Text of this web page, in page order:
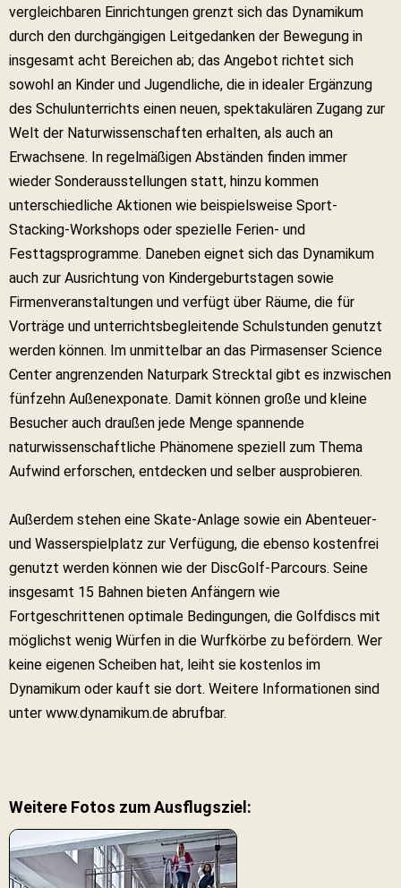
vergleichbaren Einrichtungen grenzt sich das Dynamikum
durch den durchgängigen Leitgedanken der Bewegung in
insgesamt acht Bereichen ab; das Angebot richtet sich
sowohl an Kinder und Jugendliche, die in idealer Ergänzung
des Schulunterrichts einen neuen, spektakulären Zugang zur
Welt der Naturwissenschaften erhalten, als auch an
Erwachsene. In regelmäßigen Abständen finden immer
wieder Sonderausstellungen statt, hinzu kommen
unterschiedliche Aktionen wie beispielsweise Sport-
Stacking-Workshops oder spezielle Ferien- und
Festtagsprogramme. Daneben eignet sich das Dynamikum
auch zur Ausrichtung von Kindergeburtstagen sowie
Firmenveranstaltungen und verfügt über Räume, die für
Vorträge und unterrichtsbegleitende Schulstunden genutzt
werden können. Im unmittelbar an das Pirmasenser Science
Center angrenzenden Naturpark Strecktal gibt es inzwischen
fünfzehn Außenexponate. Damit können große und kleine
Besucher auch draußen jede Menge spannende
naturwissenschaftliche Phänomene speziell zum Thema
Aufwind erforschen, entdecken und selber ausprobieren.
Außerdem stehen eine Skate-Anlage sowie ein Abenteuer-
und Wasserspielplatz zur Verfügung, die ebenso kostenfrei
genutzt werden können wie der DiscGolf-Parcours. Seine
insgesamt 15 Bahnen bieten Anfängern wie
Fortgeschrittenen optimale Bedingungen, die Golfdiscs mit
möglichst wenig Würfen in die Wurfkörbe zu befördern. Wer
keine eigenen Scheiben hat, leiht sie kostenlos im
Dynamikum oder kauft sie dort. Weitere Informationen sind
unter www.dynamikum.de abrufbar.
Weitere Fotos zum Ausflugsziel: